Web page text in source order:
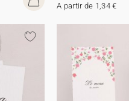
A partir de 1,34 €